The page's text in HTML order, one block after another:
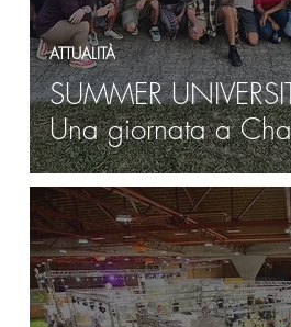
SUMMER
Una giornata a
ATTUALITÀ